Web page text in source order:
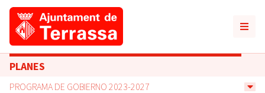
PLANES
PROGRAMA DE GOBIERNO 2023-2027